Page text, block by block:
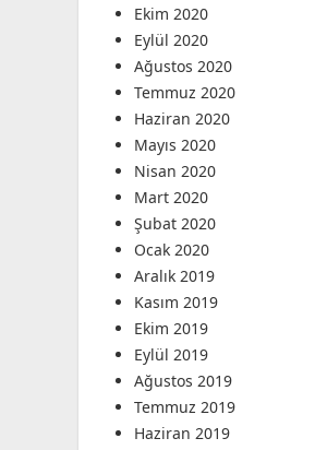
Ekim 2020
Eylül 2020
Ağustos 2020
Temmuz 2020
Haziran 2020
Mayıs 2020
Nisan 2020
Mart 2020
Şubat 2020
Ocak 2020
Aralık 2019
Kasım 2019
Ekim 2019
Eylül 2019
Ağustos 2019
Temmuz 2019
Haziran 2019